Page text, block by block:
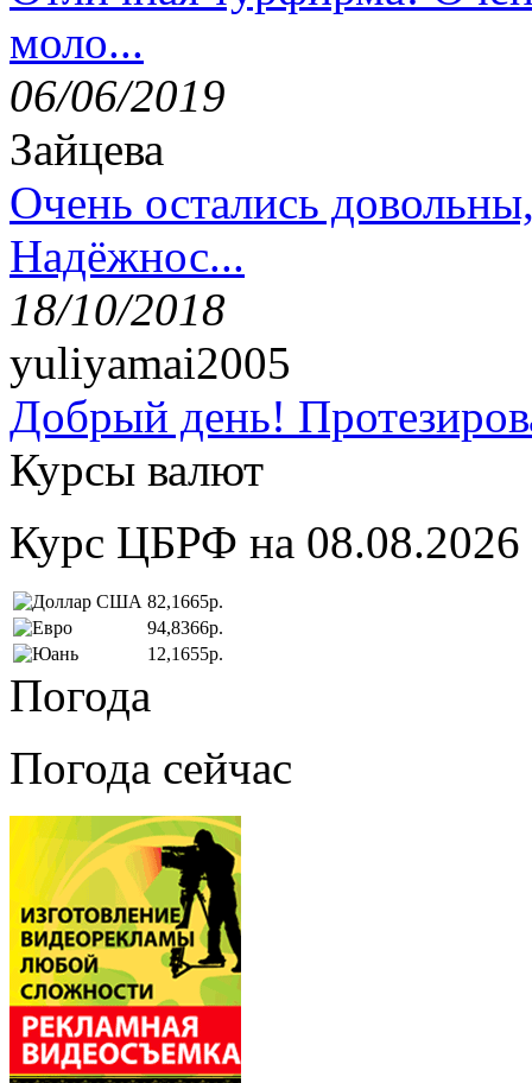
моло...
06/06/2019
Зайцева
Очень остались
Надёжнос...
18/10/2018
yuliyamai2005
Добрый день!
Курсы валют
Курс ЦБРФ на 08.08.2026
82,1665р.
94,8366р.
12,1655р.
Погода
Погода сейчас